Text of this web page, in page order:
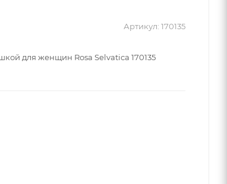
Артикул: 170135
для женщин Rosa Selvatica 170135